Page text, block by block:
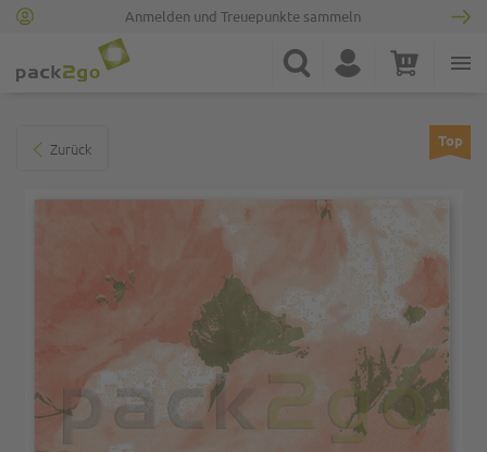
Anmelden und Treuepunkte sammeln
Suche Konto Warenkorb
Zurück Top